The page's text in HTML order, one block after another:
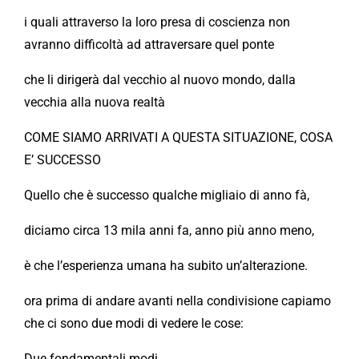
i quali attraverso la loro presa di coscienza non
avranno difficoltà ad attraversare quel ponte
che li dirigerà dal vecchio al nuovo mondo, dalla
vecchia alla nuova realtà
COME SIAMO ARRIVATI A QUESTA SITUAZIONE, COSA
E’ SUCCESSO
Quello che è successo qualche migliaio di anno fà,
diciamo circa 13 mila anni fa, anno più anno meno,
è che l’esperienza umana ha subito un’alterazione.
ora prima di andare avanti nella condivisione capiamo
che ci sono due modi di vedere le cose: